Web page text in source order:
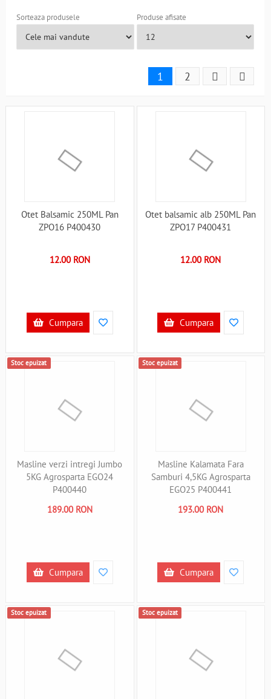
Sorteaza produsele Produse afisate
1 2
Otet Balsamic 250ML Pan
ZPO16 P400430
12.00 RON
Cumpara
Otet balsamic alb 250ML Pan
ZPO17 P400431
12.00 RON
Cumpara
Stoc epuizat
Masline verzi intregi Jumbo
5KG Agrosparta EGO24
P400440
189.00 RON
Cumpara
Stoc epuizat
Masline Kalamata Fara
Samburi 4,5KG Agrosparta
EGO25 P400441
193.00 RON
Cumpara
Stoc epuizat Stoc epuizat